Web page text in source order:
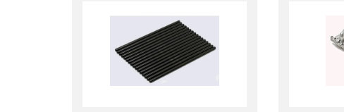
DODGE W300 PICKUP 1976-1980
DODGE W350 PICKUP 1981
PLYMOUTH TRAILDUSTER 1976-